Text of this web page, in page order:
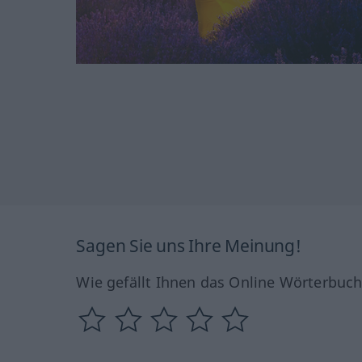
Sagen Sie uns Ihre Meinung!
Wie gefällt Ihnen das Online